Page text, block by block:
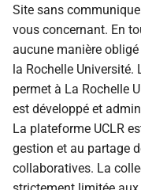
Site sans
vous concernant. En
aucune manière
la Rochelle Université.
permet à La Rochelle
est développé et
La plateforme UCLR
gestion et au partage
collaboratives. La